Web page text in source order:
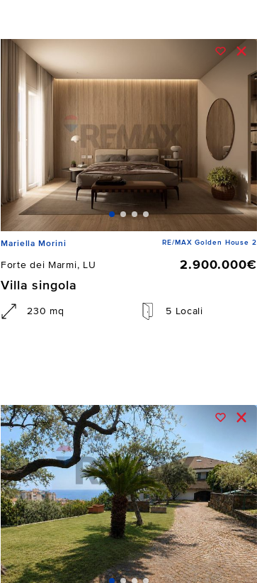
Mariella Morini RE/MAX Golden House 2
Forte dei Marmi, LU
2.900.000€
Villa singola
230 mq 5 Locali